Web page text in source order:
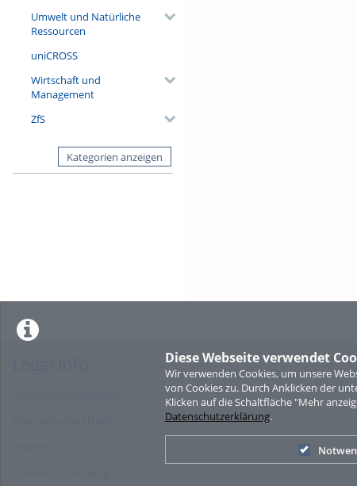
Diese Webseite verwendet
Wir verwenden Cookies, um unsere
von Cookies zu. Durch Anklicken der
Klicken auf die Schaltfläche "Mehr
Datenschutzerklärung.
Umwelt und Natürliche
Ressourcen
uniCROSS
Wirtschaft und
Management
ZfS
Kategorien anzeigen